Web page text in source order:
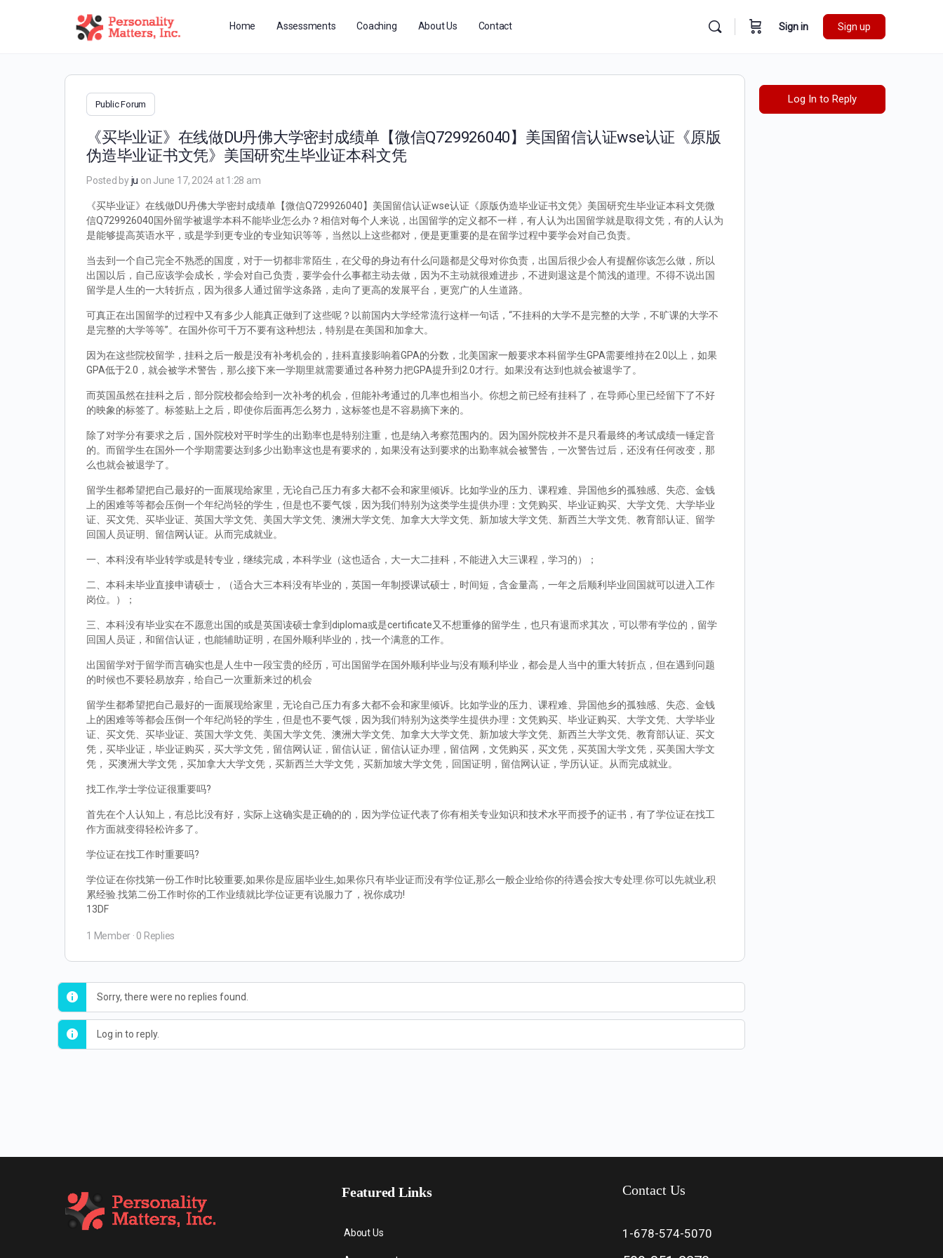
Home Assessments Coaching About Us Contact Sign in Sign up
Public Forum
《买毕业证》在线做DU丹佛大学密封成绩单【微信Q729926040】美国留信认证wse认证《原版
伪造毕业证书文凭》美国研究生毕业证本科文凭
Posted byju on June 17, 2024 at 1:28 am
《买毕业证》在线做DU丹佛大学密封成绩单【微信Q729926040】美国留信认证wse认证《原版伪造毕业证书文凭》美国研究生毕业证本科文凭微
信Q729926040国外留学被退学本科不能毕业怎么办？相信对每个人来说，出国留学的定义都不一样，有人认为出国留学就是取得文凭，有的人认为
是能够提高英语水平，或是学到更专业的专业知识等等，当然以上这些都对，便是更重要的是在留学过程中要学会对自己负责。
当去到一个自己完全不熟悉的国度，对于一切都非常陌生，在父母的身边有什么问题都是父母对你负责，出国后很少会人有提醒你该怎么做，所以
出国以后，自己应该学会成长，学会对自己负责，要学会什么事都主动去做，因为不主动就很难进步，不进则退这是个简浅的道理。不得不说出国
留学是人生的一大转折点，因为很多人通过留学这条路，走向了更高的发展平台，更宽广的人生道路。
可真正在出国留学的过程中又有多少人能真正做到了这些呢？以前国内大学经常流行这样一句话，“不挂科的大学不是完整的大学，不旷课的大学不
是完整的大学等等”。在国外你可千万不要有这种想法，特别是在美国和加拿大。
因为在这些院校留学，挂科之后一般是没有补考机会的，挂科直接影响着GPA的分数，北美国家一般要求本科留学生GPA需要维持在2.0以上，如果
GPA低于2.0，就会被学术警告，那么接下来一学期里就需要通过各种努力把GPA提升到2.0才行。如果没有达到也就会被退学了。
而英国虽然在挂科之后，部分院校都会给到一次补考的机会，但能补考通过的几率也相当小。你想之前已经有挂科了，在导师心里已经留下了不好
的映象的标签了。标签贴上之后，即使你后面再怎么努力，这标签也是不容易摘下来的。
除了对学分有要求之后，国外院校对平时学生的出勤率也是特别注重，也是纳入考察范围内的。因为国外院校并不是只看最终的考试成绩一锤定音
的。而留学生在国外一个学期需要达到多少出勤率这也是有要求的，如果没有达到要求的出勤率就会被警告，一次警告过后，还没有任何改变，那
么也就会被退学了。
留学生都希望把自己最好的一面展现给家里，无论自己压力有多大都不会和家里倾诉。比如学业的压力、课程难、异国他乡的孤独感、失恋、金钱
上的困难等等都会压倒一个年纪尚轻的学生，但是也不要气馁，因为我们特别为这类学生提供办理：文凭购买、毕业证购买、大学文凭、大学毕业
证、买文凭、买毕业证、英国大学文凭、美国大学文凭、澳洲大学文凭、加拿大大学文凭、新加坡大学文凭、新西兰大学文凭、教育部认证、留学
回国人员证明、留信网认证。从而完成就业。
一、本科没有毕业转学或是转专业，继续完成，本科学业（这也适合，大一大二挂科，不能进入大三课程，学习的）；
二、本科未毕业直接申请硕士，（适合大三本科没有毕业的，英国一年制授课试硕士，时间短，含金量高，一年之后顺利毕业回国就可以进入工作
岗位。）；
三、本科没有毕业实在不愿意出国的或是英国读硕士拿到diploma或是certificate又不想重修的留学生，也只有退而求其次，可以带有学位的，留学
回国人员证，和留信认证，也能辅助证明，在国外顺利毕业的，找一个满意的工作。
出国留学对于留学而言确实也是人生中一段宝贵的经历，可出国留学在国外顺利毕业与没有顺利毕业，都会是人当中的重大转折点，但在遇到问题
的时候也不要轻易放弃，给自己一次重新来过的机会
留学生都希望把自己最好的一面展现给家里，无论自己压力有多大都不会和家里倾诉。比如学业的压力、课程难、异国他乡的孤独感、失恋、金钱
上的困难等等都会压倒一个年纪尚轻的学生，但是也不要气馁，因为我们特别为这类学生提供办理：文凭购买、毕业证购买、大学文凭、大学毕业
证、买文凭、买毕业证、英国大学文凭、美国大学文凭、澳洲大学文凭、加拿大大学文凭、新加坡大学文凭、新西兰大学文凭、教育部认证、买文
凭，买毕业证，毕业证购买，买大学文凭，留信网认证，留信认证，留信认证办理，留信网，文凭购买，买文凭，买英国大学文凭，买美国大学文
凭， 买澳洲大学文凭，买加拿大大学文凭，买新西兰大学文凭，买新加坡大学文凭，回国证明，留信网认证，学历认证。从而完成就业。
找工作,学士学位证很重要吗?
首先在个人认知上，有总比没有好，实际上这确实是正确的的，因为学位证代表了你有相关专业知识和技术水平而授予的证书，有了学位证在找工
作方面就变得轻松许多了。
学位证在找工作时重要吗?
学位证在你找第一份工作时比较重要,如果你是应届毕业生,如果你只有毕业证而没有学位证,那么一般企业给你的待遇会按大专处理.你可以先就业,积
累经验.找第二份工作时你的工作业绩就比学位证更有说服力了，祝你成功!
13DF
1 Member · 0 Replies
Sorry, there were no replies found.
Log in to reply.
Log In to Reply
Featured Links
About Us
Contact Us
1-678-574-5070